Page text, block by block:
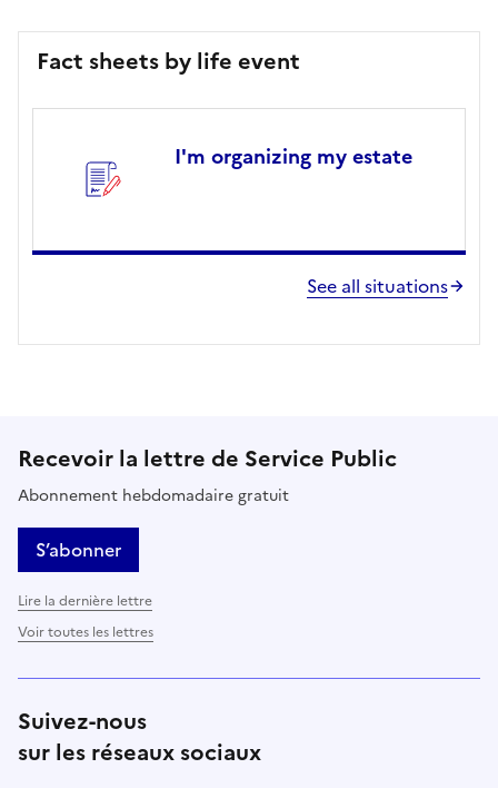
Fact sheets by life event
I'm organizing my estate
See all situations
Recevoir la lettre de Service Public
Abonnement hebdomadaire gratuit
S’abonner
Lire la dernière lettre
Voir toutes les lettres
Suivez-nous
sur les réseaux sociaux